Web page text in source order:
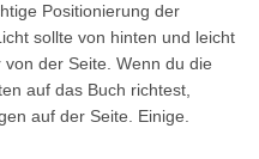
Positionierung der
sollte von hinten und leicht
der Seite. Wenn du die
auf das Buch richtest,
auf der Seite. Einige.